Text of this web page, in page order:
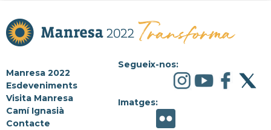
Manresa 2022
Esdeveniments
Visita Manresa
Camí Ignasià
Contacte
Segueix-nos:
Imatges: